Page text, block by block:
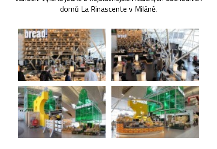
domů La Rinascente v Miláně.